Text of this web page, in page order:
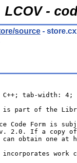
LCOV -
source -
tab-width: